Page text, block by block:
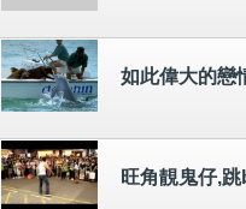
如此偉大的戀
旺角靚鬼仔,